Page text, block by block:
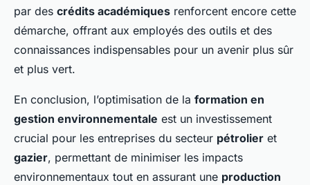
par des crédits académiques renforcent encore cette
démarche, offrant aux employés des outils et des
connaissances indispensables pour un avenir plus sûr
et plus vert.
En conclusion, l’optimisation de la formation en
gestion environnementale est un investissement
crucial pour les entreprises du secteur pétrolier et
gazier, permettant de minimiser les impacts
environnementaux tout en assurant une production